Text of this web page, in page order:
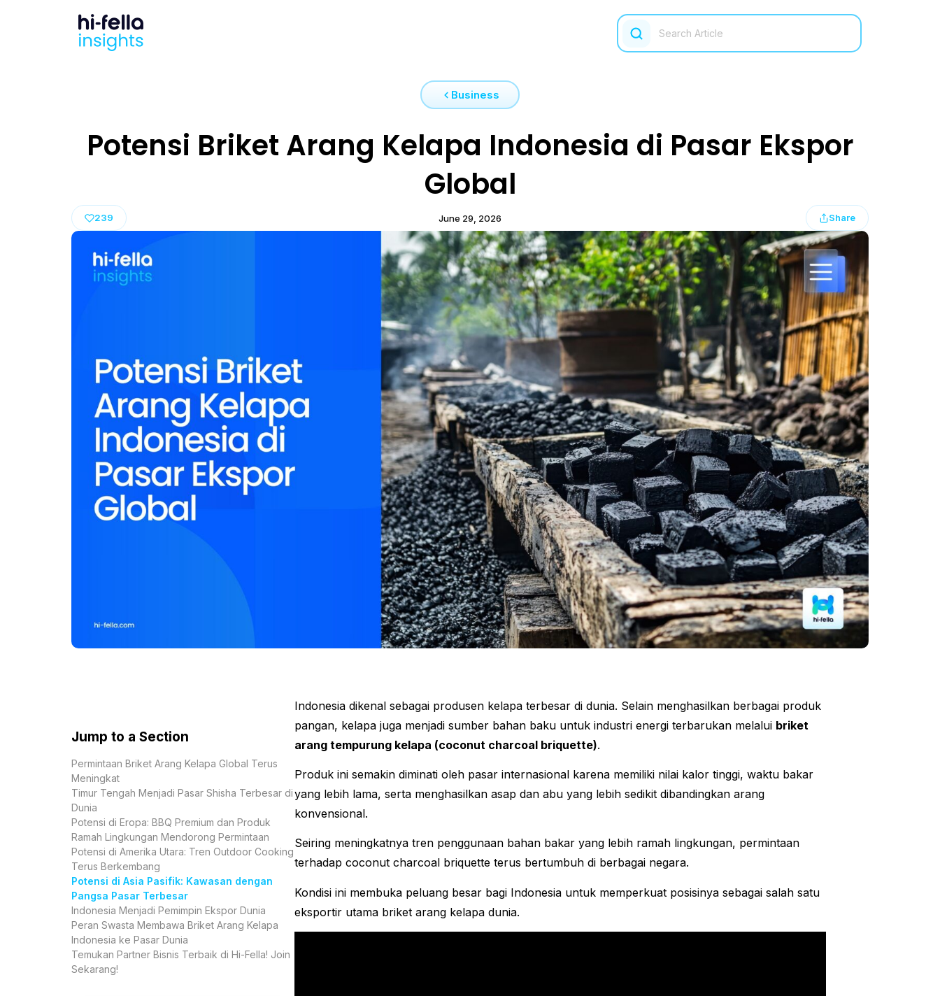
Business
Potensi Briket Arang Kelapa Indonesia di Pasar Ekspor
Global
239 June 29, 2026 Share
Jump to a Section
Permintaan Briket Arang Kelapa Global Terus
Meningkat
Timur Tengah Menjadi Pasar Shisha Terbesar di
Dunia
Potensi di Eropa: BBQ Premium dan Produk
Ramah Lingkungan Mendorong Permintaan
Potensi di Amerika Utara: Tren Outdoor Cooking
Terus Berkembang
Potensi di Asia Pasifik: Kawasan dengan
Pangsa Pasar Terbesar
Indonesia Menjadi Pemimpin Ekspor Dunia
Peran Swasta Membawa Briket Arang Kelapa
Indonesia ke Pasar Dunia
Temukan Partner Bisnis Terbaik di Hi-Fella! Join
Sekarang!
Indonesia dikenal sebagai produsen kelapa terbesar di dunia. Selain menghasilkan berbagai produk
pangan, kelapa juga menjadi sumber bahan baku untuk industri energi terbarukan melalui briket
arang tempurung kelapa (coconut charcoal briquette).
Produk ini semakin diminati oleh pasar internasional karena memiliki nilai kalor tinggi, waktu bakar
yang lebih lama, serta menghasilkan asap dan abu yang lebih sedikit dibandingkan arang
konvensional.
Seiring meningkatnya tren penggunaan bahan bakar yang lebih ramah lingkungan, permintaan
terhadap coconut charcoal briquette terus bertumbuh di berbagai negara.
Kondisi ini membuka peluang besar bagi Indonesia untuk memperkuat posisinya sebagai salah satu
eksportir utama briket arang kelapa dunia.